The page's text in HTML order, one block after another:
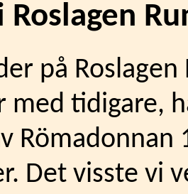
på
med tidigare,
Römadonnan
Det visste vi